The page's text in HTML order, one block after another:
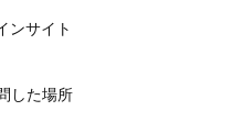
ンサイト
した場所